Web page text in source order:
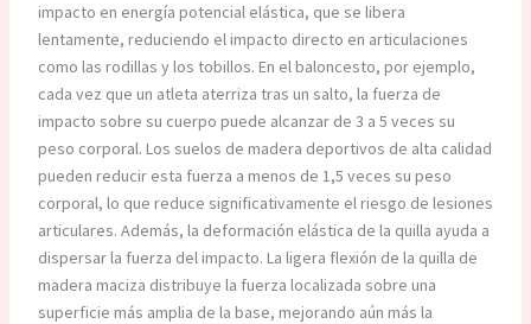
impacto en energía potencial elástica, que se libera
lentamente, reduciendo el impacto directo en articulaciones
como las rodillas y los tobillos. En el baloncesto, por ejemplo,
cada vez que un atleta aterriza tras un salto, la fuerza de
impacto sobre su cuerpo puede alcanzar de 3 a 5 veces su
peso corporal. Los suelos de madera deportivos de alta calidad
pueden reducir esta fuerza a menos de 1,5 veces su peso
corporal, lo que reduce significativamente el riesgo de lesiones
articulares. Además, la deformación elástica de la quilla ayuda a
dispersar la fuerza del impacto. La ligera flexión de la quilla de
madera maciza distribuye la fuerza localizada sobre una
superficie más amplia de la base, mejorando aún más la